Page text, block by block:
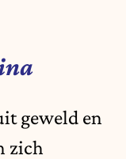
geweld en
zich